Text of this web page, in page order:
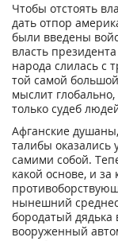
Чтобы отстоять
дать отпор
были введены
власть
народа слилась с
той самой
мыслит
только судеб
Афганские
талибы
самими собой.
какой основе, и
нынешний
бородатый
вооруженный